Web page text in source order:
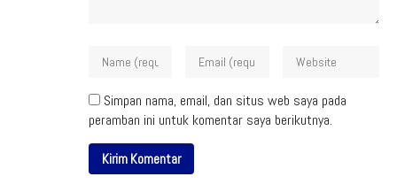
Simpan nama, email, dan situs web saya pada
peramban ini untuk komentar saya berikutnya.